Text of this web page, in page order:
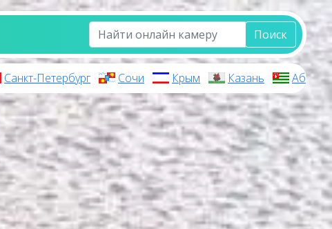
Поиск
Санкт-Петербург Сочи Крым Казань